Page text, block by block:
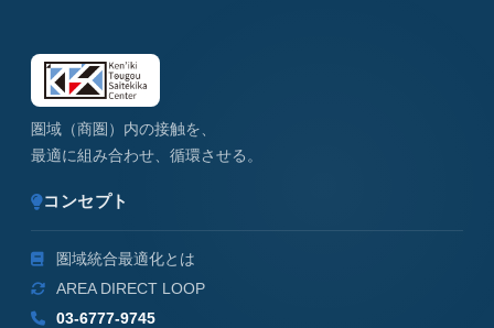
圏域（商圏）内の接触を、
最適に組み合わせ、循環させる。
コンセプト
圏域統合最適化とは
AREA DIRECT LOOP
03-6777-9745